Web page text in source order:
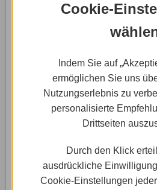
Cookie-
Indem Sie auf
ermöglichen Sie uns
Nutzungserlebnis zu
personalisierte
Drittseiten
Durch den Klick
ausdrückliche
Cookie-Einstellungen
Vorlage geht, erscheinen
Buttons „Ansehen“ und
eine bestimmte Vorlage
„Ansehen“ um einen genaueren
Vorlage und ihren Möglichkeiten
„Bearbeiten“ (bzw. auf „Diese
„Ansehen-Modus“).